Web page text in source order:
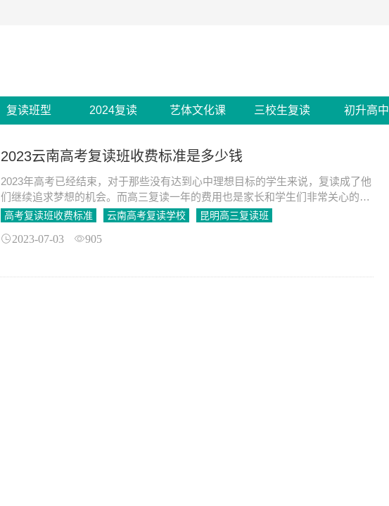
复读班型 2024复读 艺体文化课 三校生复读 初升高中
2023云南高考复读班收费标准是多少钱
2023年高考已经结束，对于那些没有达到心中理想目标的学生来说，复读成了他
们继续追求梦想的机会。而高三复读一年的费用也是家长和学生们非常关心的问
题。
高考复读班收费标准 云南高考复读学校 昆明高三复读班
2023-07-03 905